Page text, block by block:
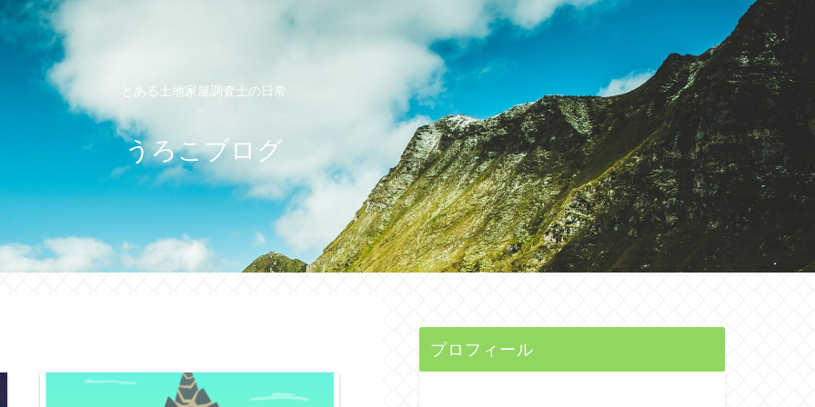
とある土地家屋調査士の日常
うろこブログ
プロフィール